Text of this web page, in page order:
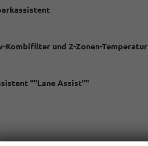
und 2-Zonen-
""Lane Assist""